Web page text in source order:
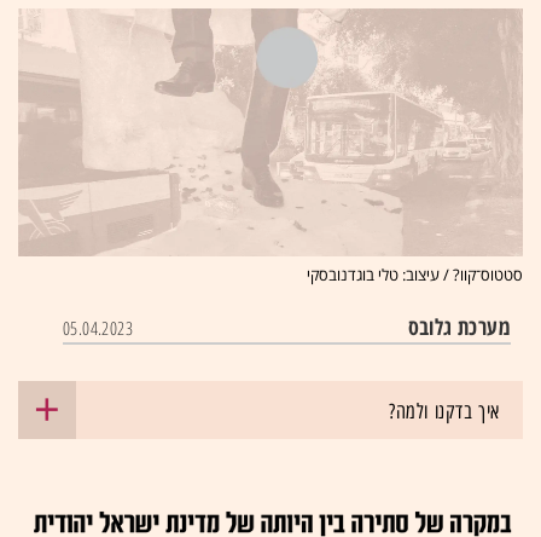
סטטוס־קוו? / עיצוב: טלי בוגדנובסקי
מערכת גלובס 05.04.2023
איך בדקנו ולמה?